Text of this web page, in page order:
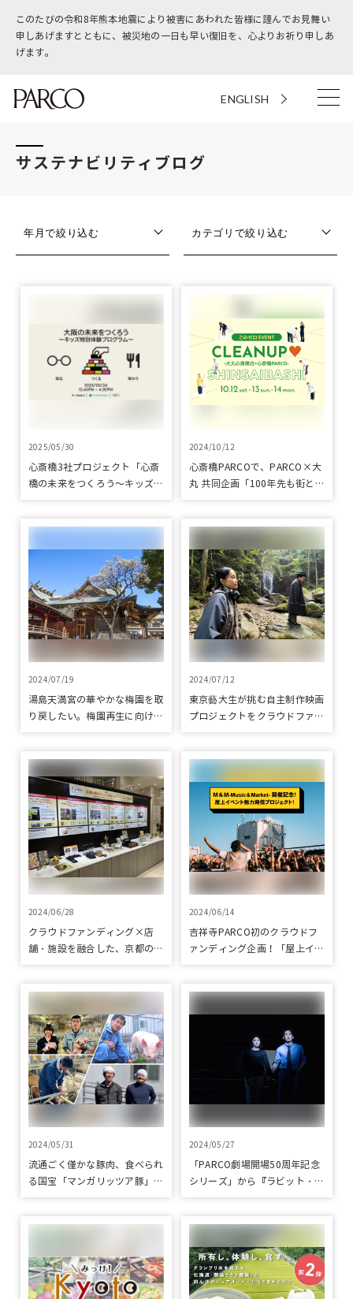
このたびの令和8年熊本地震により被害にあわれた皆様に謹んでお見舞い
申しあげますとともに、被災地の一日も早い復旧を、心よりお祈り申しあ
げます。
ENGLISH
サステナビリティブログ
2025/05/30
心斎橋3社プロジェクト「心斎
橋の未来をつくろう～キッズ特
2024/10/12
心斎橋PARCOで、PARCO×大
丸 共同企画「100年先も街とい
2024/07/19
湯島天満宮の華やかな梅園を取
り戻したい。梅園再生に向けて
2024/07/12
東京藝大生が挑む自主制作映画
プロジェクトをクラウドファン
2024/06/28
クラウドファンディング×店
舗・施設を融合した、京都の魅
ックアップしてご紹介
2024/06/14
吉祥寺PARCO初のクラウドフ
ァンディング企画！「屋上イベ
2024/05/31
流通ごく僅かな豚肉、食べられ
る国宝「マンガリッツア豚」＆
2024/05/27
「PARCO劇場開場50周年記念
シリーズ」から『ラビット・ホ